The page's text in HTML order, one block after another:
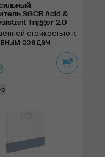
SGCB Acid &
Trigger 2.0
стойкостью к
средам